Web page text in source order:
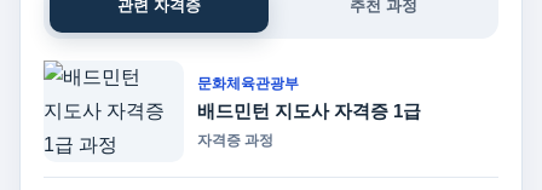
관련 자격증 추천 과정
문화체육관광부
배드민턴 지도사 자격증 1급
자격증 과정